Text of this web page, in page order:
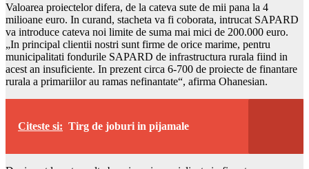
Valoarea proiectelor difera, de la cateva sute de mii pana la 4
milioane euro. In curand, stacheta va fi coborata, intrucat SAPARD
va introduce cateva noi limite de suma mai mici de 200.000 euro.
„In principal clientii nostri sunt firme de orice marime, pentru
municipalitati fondurile SAPARD de infrastructura rurala fiind in
acest an insuficiente. In prezent circa 6-700 de proiecte de finantare
rurala a primariilor au ramas nefinantate“, afirma Ohanesian.
Citeste si: Tirg de joburi in pijamale